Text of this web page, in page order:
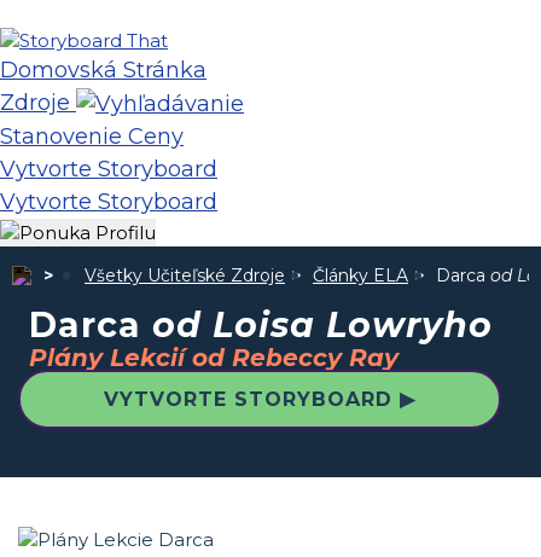
Domovská Stránka
Zdroje
Stanovenie Ceny
Vytvorte Storyboard
Vytvorte Storyboard
Všetky Učiteľské Zdroje Články ELA Darca od
Darca od Loisa Lowryho
Plány Lekcií od Rebeccy Ray
VYTVORTE STORYBOARD ▶